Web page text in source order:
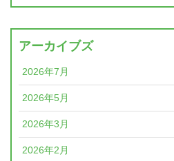
アーカイブズ
2026年7月
2026年5月
2026年3月
2026年2月